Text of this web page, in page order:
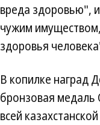
вреда здоровью",
чужим
здоровья
В копилке наград
бронзовая
всей